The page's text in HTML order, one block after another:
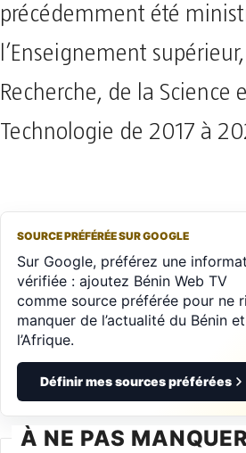
précédemment été
l’Enseignement
Recherche, de la Science
Technologie de 2017 à
SOURCE PRÉFÉRÉE SUR GOOGLE
Sur Google, préférez une
vérifiée : ajoutez Bénin Web TV
comme source préférée pour ne
manquer de l’actualité du Bénin
l’Afrique.
Définir mes sources préférées
À NE PAS